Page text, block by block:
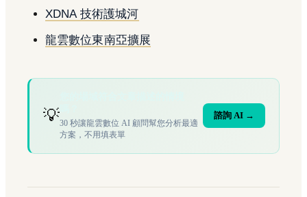
XDNA 技術護城河
龍雲數位東南亞擴展
💡30 秒讓龍雲數位 AI 顧問幫您分析最適
方案，不用填表單
諮詢 AI →